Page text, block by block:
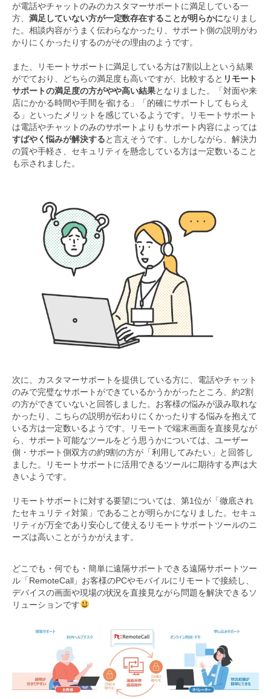
が電話やチャットのみのカスタマーサポートに満足している一
方、 満足していない方が一定数存在することが明らかになりまし
た。相談内容がうまく伝わらなかったり、サポート側の説明がわ
かりにくかったりするのがその理由のようです。
また、リモートサポートに満足している方は7割以上という結果
がでており、どちらの満足度も高いですが、比較すると リモート
サポートの満足度の方がやや高い結果となりました。「対面や来
店にかかる時間や手間を省ける」「的確にサポートしてもらえ
る」といったメリットを感じているようです。リモートサポート
は電話やチャットのみのサポートよりもサポート内容によっては
すばやく悩みが解決すると言えそうです。しかしながら、解決力
の質や手軽さ、セキュリティを懸念している方は一定数いること
も示されました。
次に、カスタマーサポートを提供している方に、電話やチャット
のみで完璧なサポートができているかうかがったところ、約2割
の方ができていないと回答しました。お客様の悩みが汲み取れな
かったり、こちらの説明が伝わりにくかったりする悩みを抱えて
いる方は一定数いるようです。リモートで端末画面を直接見なが
ら、サポート可能なツールをどう思うかについては、ユーザー
側・サポート側双方の約9割の方が「利用してみたい」と回答し
ました。リモートサポートに活用できるツールに期待する声は大
きいようです。
リモートサポートに対する要望については、第1位が「徹底され
たセキュリティ対策」であることが明らかになりました。セキュ
リティが万全であり安心して使えるリモートサポートツールのニ
ーズは高いことがうかがえます。
どこでも・何でも・簡単に遠隔サポートできる遠隔サポートツー
ル「RemoteCall」お客様のPCやモバイルにリモートで接続し、
デバイスの画面や現場の状況を直接見ながら問題を解決できるソ
リューションです